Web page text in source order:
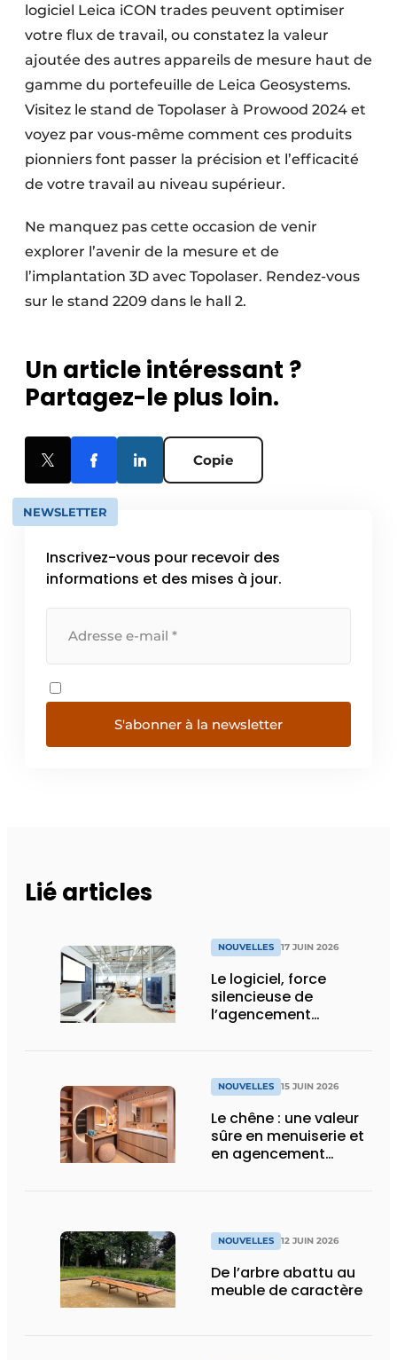
logiciel Leica iCON trades peuvent optimiser
votre flux de travail, ou constatez la valeur
ajoutée des autres appareils de mesure haut de
gamme du portefeuille de Leica Geosystems.
Visitez le stand de Topolaser à Prowood 2024 et
voyez par vous-même comment ces produits
pionniers font passer la précision et l’efficacité
de votre travail au niveau supérieur.
Ne manquez pas cette occasion de venir
explorer l’avenir de la mesure et de
l’implantation 3D avec Topolaser. Rendez-vous
sur le stand 2209 dans le hall 2.
Un article intéressant ?
Partagez-le plus loin.
Copie
NEWSLETTER
Inscrivez-vous pour recevoir des
informations et des mises à jour.
S'abonner à la newsletter
Lié articles
NOUVELLES 17 JUIN 2026
Le logiciel, force
silencieuse de
l’agencement
NOUVELLES 15 JUIN 2026
Le chêne : une valeur
sûre en menuiserie et
en agencement
NOUVELLES 12 JUIN 2026
De l’arbre abattu au
meuble de caractère